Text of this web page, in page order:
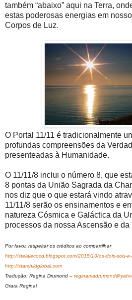
também “abaixo” aqui na Terra,
estas poderosas energias em
Corpos de Luz.
O Portal 11/11 é tradicionalmente
profundas compreensões da
presenteadas à Humanidade.
O 11/11/8 inclui o número 8, que
8 pontas da União Sagrada da
nos diz que o que estará vindo
11/11/8 serão os ensinamentos e
natureza Cósmica e Galáctica da
processos da nossa Ascensão e da
Por favor, respeitar os créditos ao compartilhar
http://stelalecocq.blogspot.com/2015/10/os-dois-sois-
http://starchildglobal.com
Tradução: Regina Drumond –
Grata Regina!